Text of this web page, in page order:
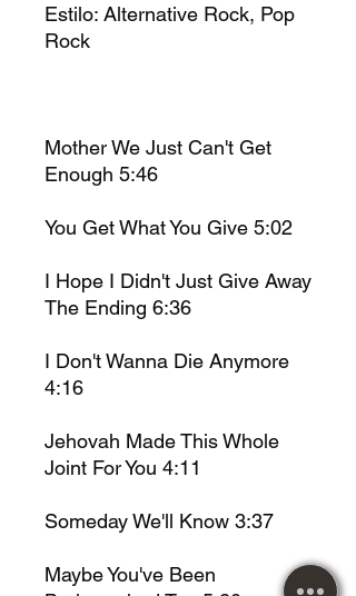
Estilo: Alternative Rock, Pop
Rock
Mother We Just Can't Get
Enough 5:46
You Get What You Give 5:02
I Hope I Didn't Just Give Away
The Ending 6:36
I Don't Wanna Die Anymore
4:16
Jehovah Made This Whole
Joint For You 4:11
Someday We'll Know 3:37
Maybe You've Been